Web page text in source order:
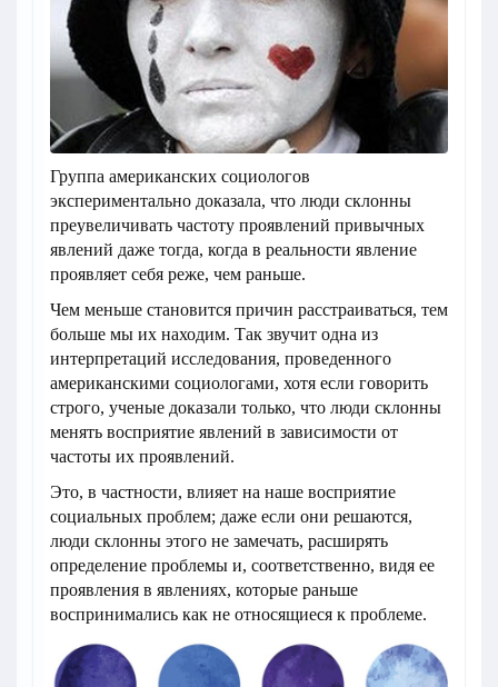
Группа американских социологов
экспериментально доказала, что люди склонны
преувеличивать частоту проявлений привычных
явлений даже тогда, когда в реальности явление
проявляет себя реже, чем раньше.
Чем меньше становится причин расстраиваться, тем
больше мы их находим. Так звучит одна из
интерпретаций исследования, проведенного
американскими социологами, хотя если говорить
строго, ученые доказали только, что люди склонны
менять восприятие явлений в зависимости от
частоты их проявлений.
Это, в частности, влияет на наше восприятие
социальных проблем; даже если они решаются,
люди склонны этого не замечать, расширять
определение проблемы и, соответственно, видя ее
проявления в явлениях, которые раньше
воспринимались как не относящиеся к проблеме.